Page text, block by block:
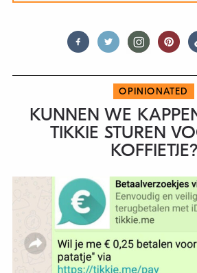
OPINIONATED
KUNNEN WE
TIKKIE STUREN
KOFFIETJE?